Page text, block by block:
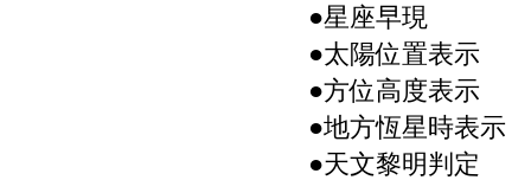
●星座早現
●太陽位置表示
●方位高度表示
●地方恆星時表示
●天文黎明判定